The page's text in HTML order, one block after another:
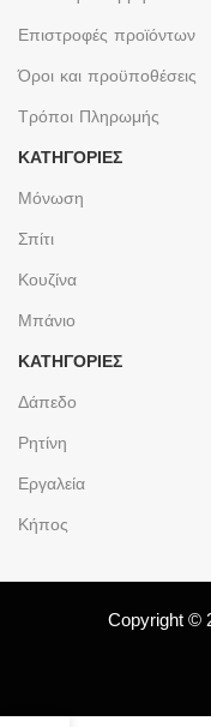
Επιστροφές προϊόντων
Όροι και προϋποθέσεις
Τρόποι Πληρωμής
ΚΑΤΗΓΟΡΙΕΣ
Μόνωση
Σπίτι
Κουζίνα
Μπάνιο
ΚΑΤΗΓΟΡΙΕΣ
Δάπεδο
Ρητίνη
Εργαλεία
Κήπος
Copyright ©